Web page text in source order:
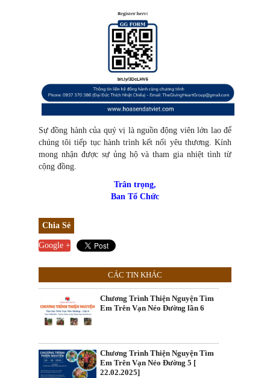
Sự đồng hành của quý vị là nguồn động viên lớn lao để
chúng tôi tiếp tục hành trình kết nối yêu thương. Kính
mong nhận được sự ủng hộ và tham gia nhiệt tình từ
cộng đồng.
Trân trọng,
Ban Tổ Chức
Chia Sẻ
Google +
CÁC TIN KHÁC
Chương Trình Thiện Nguyện Tìm
Em Trên Vạn Nẻo Đường lần 6
Chương Trình Thiện Nguyện Tìm
Em Trên Vạn Nẻo Đường 5 [
22.02.2025]